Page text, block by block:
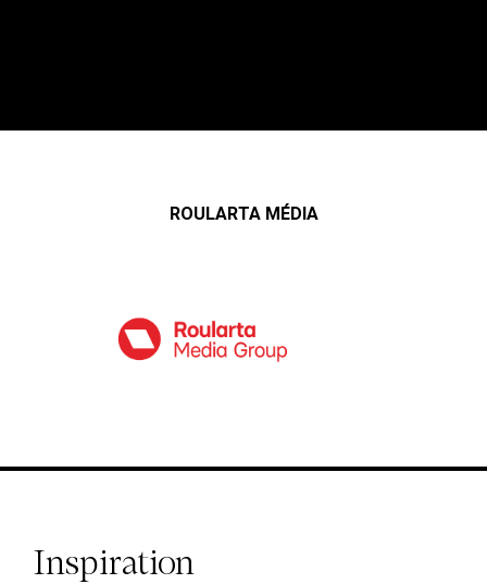
ROULARTA MÉDIA
Inspiration